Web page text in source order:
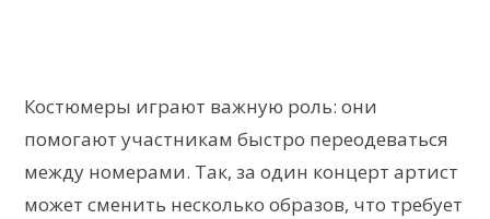
Костюмеры играют важную роль: они
помогают участникам быстро переодеваться
между номерами. Так, за один концерт артист
может сменить несколько образов, что требует